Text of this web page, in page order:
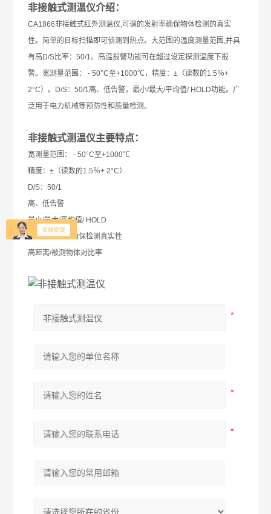
非接触式测温仪介绍：
CA1866非接触式红外测温仪,可调的发射率确保物体检测的真实
性。简单的目标扫描即可侦测到热点。大范围的温度测量范围,并具
有高D/S比率：50/1。高温报警功能可在超过设定探测温度下报
警。宽测量范围： - 50°C至+1000℃，精度：±（读数的1.5％+
2°C）。D/S：50/1高、低告警，最小/最大/平均值/ HOLD功能。 广
泛用于电力机械等预防性和质量检测。
非接触式测温仪主要特点：
宽测量范围： - 50°C至+1000℃
精度：±（读数的1.5％+ 2°C）
D/S：50/1
高、低告警
最小/最大/平均值/ HOLD
发射率可调，确保检测真实性
高距离/被测物体对比率